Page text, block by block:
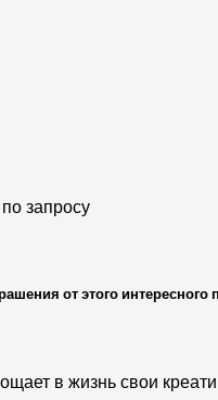
запросу
от этого
в жизнь свои